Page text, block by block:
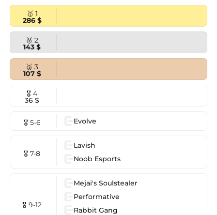
🥇 1
286 $
🥈 2
143 $
🥉 3
107 $
🎖 4
36 $
🎖 5-6 Evolve
🎖 7-8
Lavish
Noob Esports
🎖 9-12
Mejai's Soulstealer
Performative
Rabbit Gang